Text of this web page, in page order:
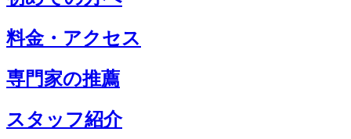
料金・アクセス
専門家の推薦
スタッフ紹介